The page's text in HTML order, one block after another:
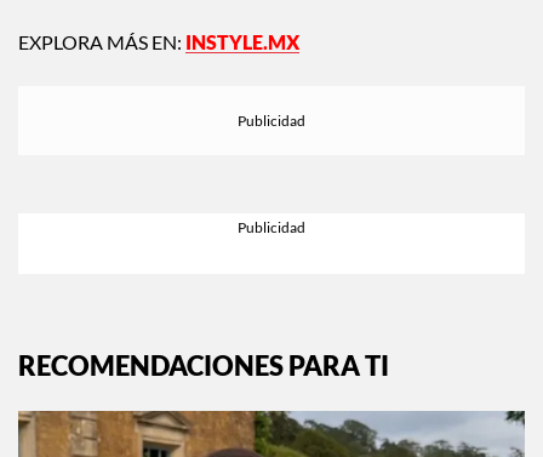
EXPLORA MÁS EN: INSTYLE.MX
RECOMENDACIONES PARA TI